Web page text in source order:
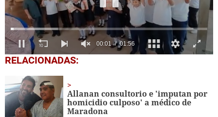
1
second
minute,
56
seconds
RELACIONADAS:
Allanan consultorio e 'imputan por
homicidio culposo' a médico de
Maradona